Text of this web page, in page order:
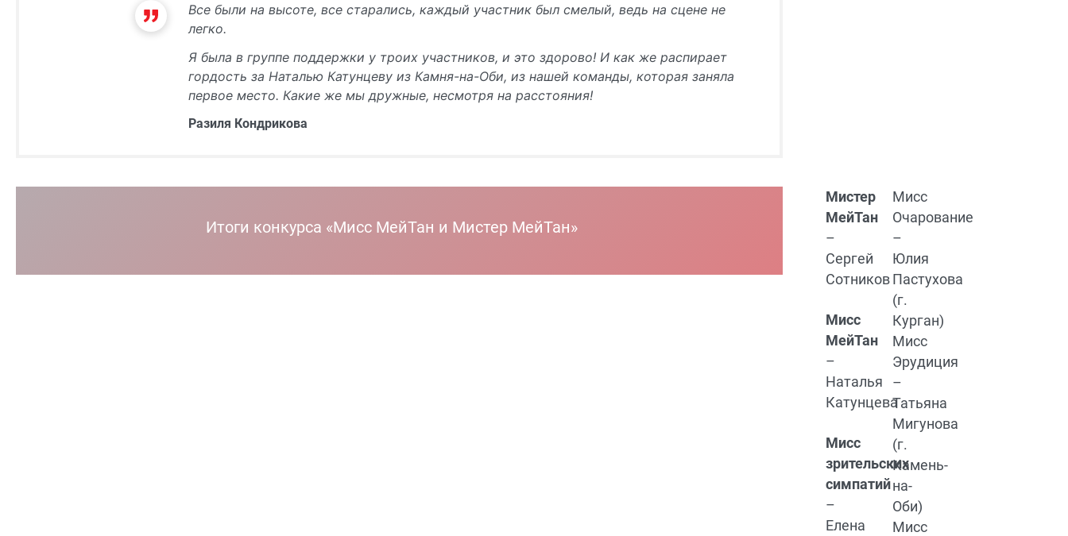
Все были на высоте, все старались, каждый участник был смелый, ведь на сцене не
легко.
Я была в группе поддержки у троих участников, и это здорово! И как же распирает
гордость за Наталью Катунцеву из Камня-на-Оби, из нашей команды, которая заняла
первое место. Какие же мы дружные, несмотря на расстояния!
Разиля Кондрикова
Итоги конкурса «Мисс МейТан и Мистер МейТан»
Мистер
МейТан
–
Сергей
Сотников
Мисс
МейТан
–
Наталья
Катунцева
Мисс
зрительских
симпатий
–
Елена
Мисс
Очарование
–
Юлия
Пастухова
(г.
Курган)
Мисс
Эрудиция
–
Татьяна
Мигунова
(г.
Камень-
на-
Оби)
Мисс